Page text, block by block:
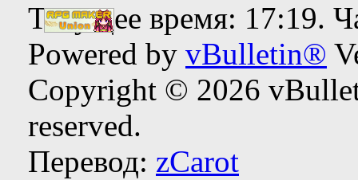
Текущее время: 17:19.
Powered by vBulletin®
Copyright © 2026
reserved.
Перевод: zCarot